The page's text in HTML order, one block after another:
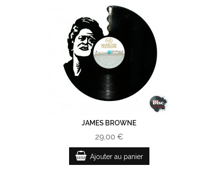
JAMES BROWNE
29,00 €
Ajouter au panier